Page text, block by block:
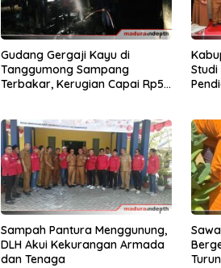
Gudang Gergaji Kayu di
Tanggumong Sampang
Terbakar, Kerugian Capai Rp55
Studi
Sampah Pantura Menggunung,
DLH Akui Kekurangan Armada
dan Tenaga